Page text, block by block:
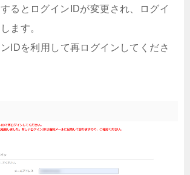
るとログインIDが変更され、ログイ
ます。
IDを利用して再ログインしてくださ